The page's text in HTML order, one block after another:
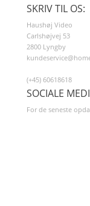
SKRIV TIL OS:
Haushøj Video
Carlshøjvej 53
2800 Lyngby
(+45) 60618618
SOCIALE
For de seneste